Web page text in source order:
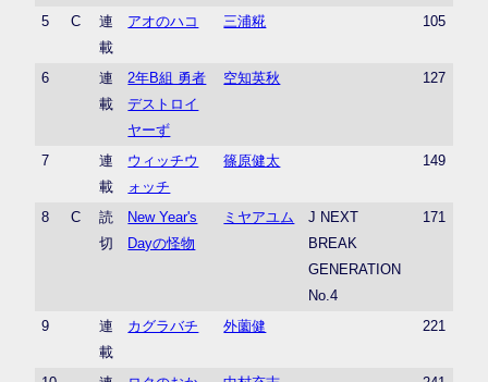
5 C
連
載
アオのハコ 三浦糀 105
6
連
載
2年B組 勇者
デストロイ
ヤーず
空知英秋 127
7
連
載
ウィッチウ
ォッチ
篠原健太 149
8 C
読
切
New Year's
Dayの怪物
ミヤアユム
J NEXT
BREAK
GENERATION
No.4
171
9
連
載
カグラバチ 外薗健 221